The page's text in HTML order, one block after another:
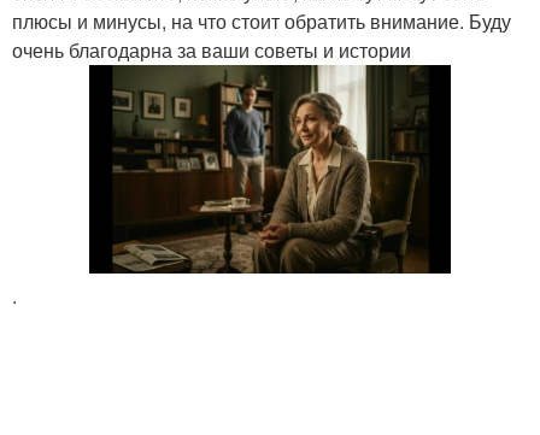
плюсы и минусы, на что стоит обратить внимание. Буду
очень благодарна за ваши советы и истории
.